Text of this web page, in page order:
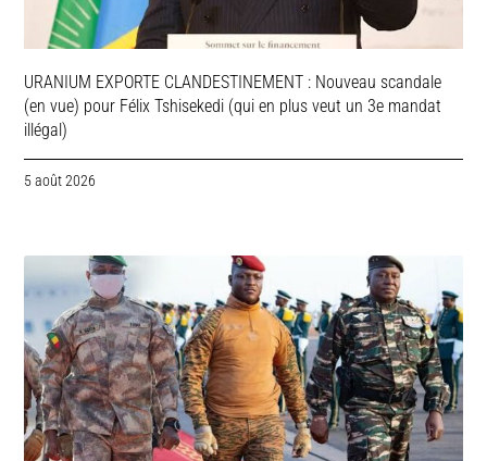
URANIUM EXPORTE CLANDESTINEMENT : Nouveau scandale
(en vue) pour Félix Tshisekedi (qui en plus veut un 3e mandat
illégal)
5 août 2026